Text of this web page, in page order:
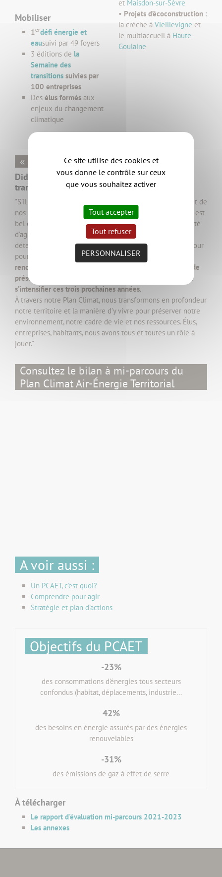
Mobiliser
1erdéfi énergie et
eausuivi par 49 foyers
3 éditions de la
Semaine des
transitions suivies par
100 entreprises
Des élus formés aux
enjeux du changement
climatique
et Maisdon-sur-Sèvre
• Projets d’écoconstruction :
la crèche à Vieillevigne et
le multiaccueil à Haute-
Goulaine
« Notre Plan Climat va s'intensifier »
Didier Meyer, Vice-président au climat et à la
transition énergétique
"S’il est pour l’instant difficile de mesurer l’impact concret de
nos actions, nous pouvons affirmer que notre Plan Climat est
bel et bien en marche. La prise de conscience et la volonté
d’agir sont réelles. C’est sur cette énergie et cette
détermination partagées que nous allons nous appuyer pour
poursuivre le travail.
En matière de mobilités, d’énergies
renouvelables, d’alimentation, de rénovation énergique, de
préservation de notre ressource en eau, nos actions vont
s’intensifier ces trois prochaines années.
À travers notre Plan Climat, nous transformons en profondeur
notre territoire et la manière d’y vivre pour préserver notre
environnement, notre cadre de vie et nos ressources. Élus,
entreprises, habitants, nous avons tous et toutes un rôle à
jouer."
Consultez le bilan à mi-parcours du
Plan Climat Air-Énergie Territorial
A voir aussi :
Un PCAET, c'est quoi?
Comprendre pour agir
Stratégie et plan d'actions
Objectifs du PCAET
-23%
des consommations d'énergies tous secteurs
confondus (habitat, déplacements, industrie...
42%
des besoins en énergie assurés par des énergies
renouvelables
-31%
des émissions de gaz à effet de serre
À télécharger
Le rapport d'évaluation mi-parcours 2021-2023
Les annexes
Ce site utilise des cookies et
vous donne le contrôle sur ceux
que vous souhaitez activer
Tout accepter
Tout refuser
PERSONNALISER